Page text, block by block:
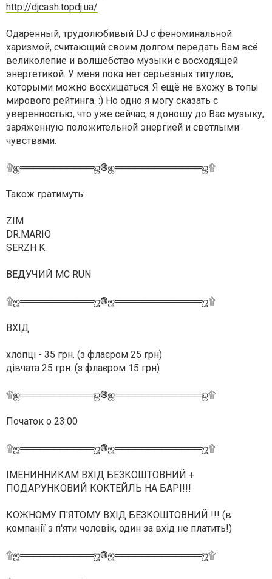
http://djcash.topdj.ua/
Одарённый, трудолюбивый DJ с феноминальной
харизмой, считающий своим долгом передать Вам всё
великолепие и волшебство музыки с восходящей
энергетикой. У меня пока нет серьёзных титулов,
которыми можно восхищаться. Я ещё не вхожу в топы
мирового рейтинга. :) Но одно я могу сказать с
уверенностью, что уже сейчас, я доношу до Вас музыку,
заряженную положительной энергией и светлыми
чувствами.
۩ஜ═══════════ஜ®ஜ═════════════ஜ۩
Також гратимуть:
ZIM
DR.MARIO
SERZH K
ВЕДУЧИЙ MC RUN
۩ஜ═══════════ஜ®ஜ═════════════ஜ۩
ВХІД
хлопці - 35 грн. (з флаєром 25 грн)
дівчата 25 грн. (з флаєром 15 грн)
۩ஜ═══════════ஜ®ஜ═════════════ஜ۩
Початок о 23:00
۩ஜ═══════════ஜ®ஜ═════════════ஜ۩
ІМЕНИННИКАМ ВХІД БЕЗКОШТОВНИЙ +
ПОДАРУНКОВИЙ КОКТЕЙЛЬ НА БАРІ!!!
КОЖНОМУ П'ЯТОМУ ВХІД БЕЗКОШТОВНИЙ !!! (в
компанії з п'яти чоловік, один за вхід не платить!)
۩ஜ═══════════ஜ®ஜ═════════════ஜ۩